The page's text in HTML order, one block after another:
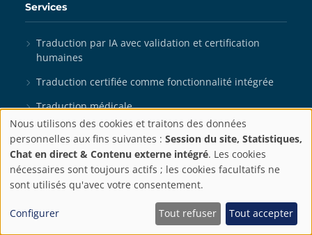
Services
Traduction par IA avec validation et certification
humaines
Traduction certifiée comme fonctionnalité intégrée
Traduction médicale
Révision et validation de la traduction par IA
Traduction par IA personnalisée
Traduction technique
Paramètres
de
confidentialité
Nous utilisons des cookies et traitons des données
personnelles aux fins suivantes : Session du site, Statistiques,
Chat en direct & Contenu externe intégré. Les cookies
nécessaires sont toujours actifs ; les cookies facultatifs ne
sont utilisés qu'avec votre consentement.
Configurer Tout refuser Tout accepter